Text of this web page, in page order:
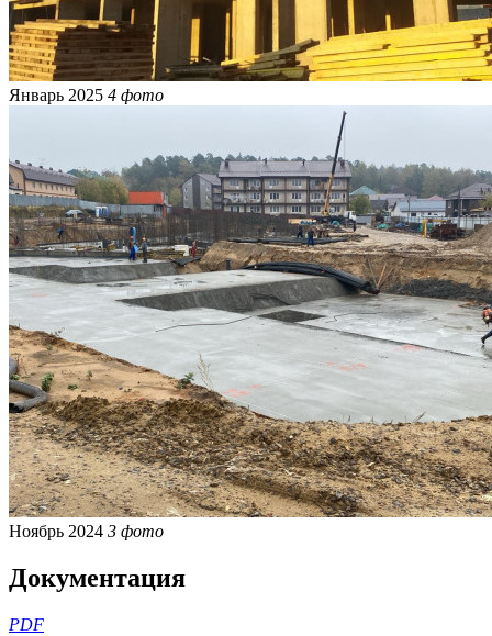
Январь 2025 4 фото
Ноябрь 2024 3 фото
Документация
PDF